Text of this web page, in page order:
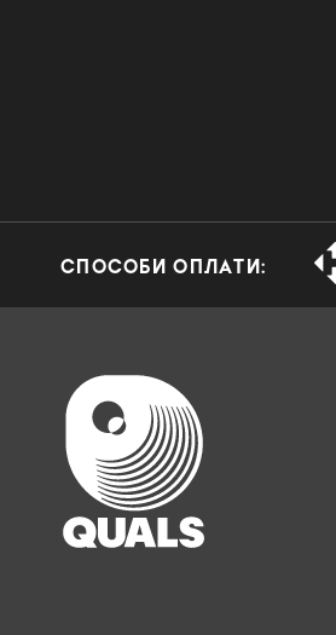
СПОСОБИ ОПЛАТИ: